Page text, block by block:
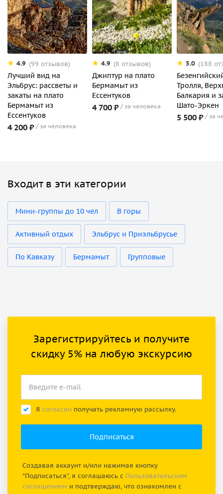
4.9 (99 отзывов)
Лучший вид на
Эльбрус: рассветы и
закаты на плато
Бермамыт из
Ессентуков
4 200 ₽ за человека
4.9 (8 отзывов)
Джиптур на плато
Бермамыт из
Ессентуков
4 700 ₽ за человека
5.0 (188
Тролля,
Балкария и
Шато-Эркен
5 500 ₽ за
Входит в эти категории
Мини-группы до 10 чел В горы
Активный отдых Эльбрус и Приэльбрусье
По Кавказу Бермамыт Групповые
Зарегистрируйтесь и получите
скидку 5% на любую экскурсию
Я согласен получать рекламную рассылку.
Создавая аккаунт и/или нажимая кнопку
"Подписаться", я соглашаюсь с Пользовательским
соглашением и подтверждаю, что ознакомлен с